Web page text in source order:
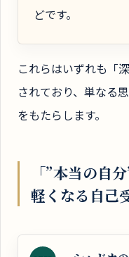
どです。
これらはいずれも「
されており、単なる
をもたらします。
「”本当の自
軽くなる自己